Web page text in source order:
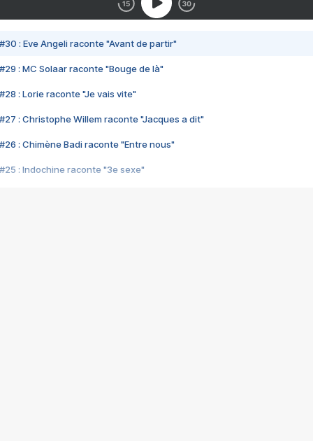
#30 : Eve Angeli raconte "Avant de partir"
#29 : MC Solaar raconte "Bouge de là"
#28 : Lorie raconte "Je vais vite"
#27 : Christophe Willem raconte "Jacques a dit"
#26 : Chimène Badi raconte "Entre nous"
#25 : Indochine raconte "3e sexe"